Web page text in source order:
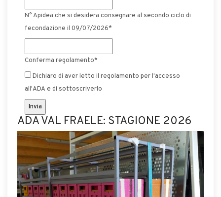
N° Apidea che si desidera consegnare al secondo ciclo di
fecondazione il 09/07/2026*
Conferma regolamento*
all'ADA e di sottoscriverlo
ADA VAL FRAELE: STAGIONE 2026